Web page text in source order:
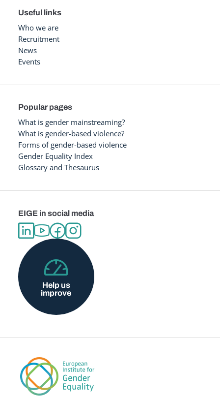
Useful links
Who we are
Recruitment
News
Events
Popular pages
What is gender mainstreaming?
What is gender-based violence?
Forms of gender-based violence
Gender Equality Index
Glossary and Thesaurus
EIGE in social media
Help us
improve